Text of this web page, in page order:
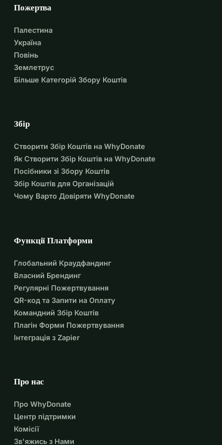
Пожертва
Палестина
Україна
Повінь
Землетрус
Більше Категорій Збору Коштів
Збір
Створити Збір Коштів на WhyDonate
Як Створити Збір Коштів на WhyDonate
Посібники зі Збору Коштів
Збір Коштів для Організацій
Чому Варто Довіряти WhyDonate
Функції Платформи
Глобальний Краудфандинг
Власний Брендинг
Регулярні Пожертвування
QR-код та Запити на Оплату
Командний Збір Коштів
Плагін Форми Пожертвування
Інтеграція з Zapier
Про нас
Про WhyDonate
Центр підтримки
Комісії
Зв'яжись з Нами